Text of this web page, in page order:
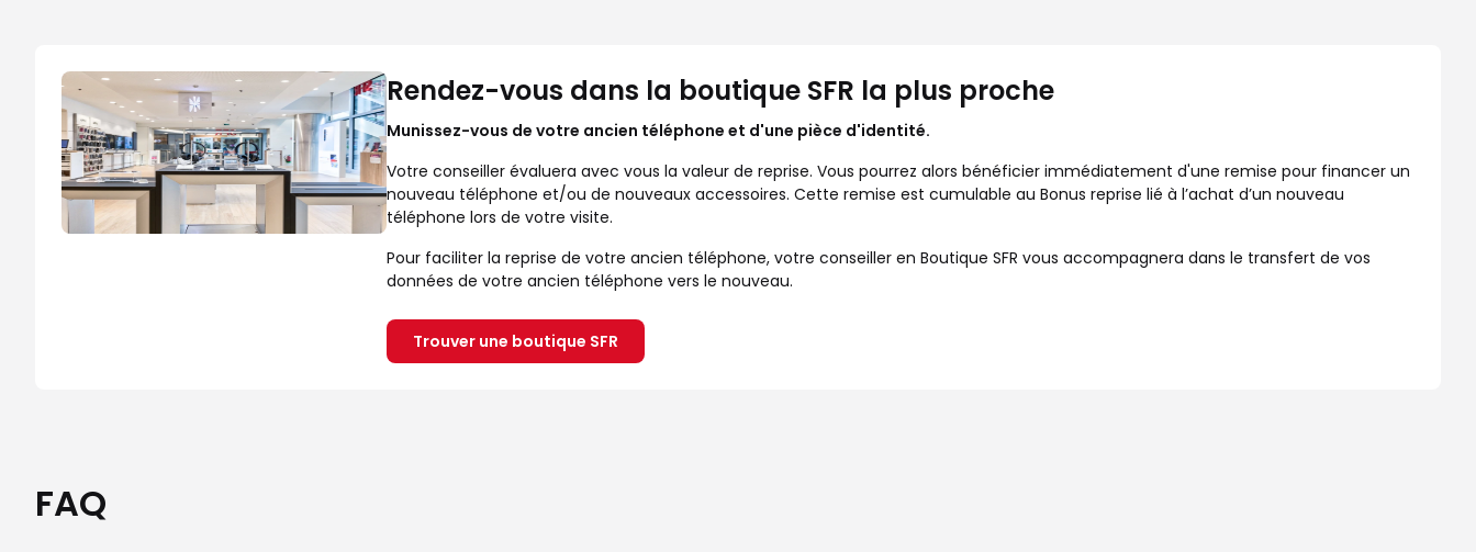
Rendez-vous dans la boutique SFR la plus proche
Munissez-vous de votre ancien téléphone et d'une pièce d'identité.
Votre conseiller évaluera avec vous la valeur de reprise. Vous pourrez alors bénéficier immédiatement d'une remise pour financer un
nouveau téléphone et/ou de nouveaux accessoires. Cette remise est cumulable au Bonus reprise lié à l’achat d’un nouveau
téléphone lors de votre visite.
Pour faciliter la reprise de votre ancien téléphone, votre conseiller en Boutique SFR vous accompagnera dans le transfert de vos
données de votre ancien téléphone vers le nouveau.
Trouver une boutique SFR
FAQ